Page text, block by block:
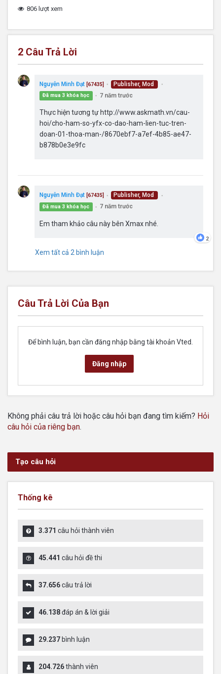
806 lượt xem
2 Câu Trả Lời
Nguyễn Minh Đạt [67435] ● Publisher, Mod ●
Đã mua 3 khóa học ● 7 năm trước
Thực hiện tương tự http://www.askmath.vn/cau-
hoi/cho-ham-so-yfx-co-dao-ham-lien-tuc-tren-
doan-01-thoa-man-/8670ebf7-a7ef-4b85-ae47-
b878b0e3e9fc
Nguyễn Minh Đạt [67435] ● Publisher, Mod ●
Đã mua 3 khóa học ● 7 năm trước
Em tham khảo câu này bên Xmax nhé.
2
Xem tất cả 2 bình luận
Câu Trả Lời Của Bạn
Để bình luận, bạn cần đăng nhập bằng tài khoản Vted.
Đăng nhập
Không phải câu trả lời hoặc câu hỏi bạn đang tìm kiếm? Hỏi
câu hỏi của riêng bạn.
Tạo câu hỏi
Thống kê
3.371 câu hỏi thành viên
45.441 câu hỏi đề thi
37.656câu trả lời
46.138đáp án & lời giải
29.237 bình luận
204.726thành viên